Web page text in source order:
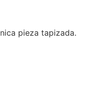
pieza tapizada.